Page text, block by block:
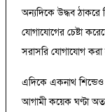
অন্যদিকে উদ্ধব ঠাকরে
যোগাযোগের চেষ্টা
সরাসরি যোগাযোগ
এদিকে একনাথ শিন্ডেও
আগামী কয়েক ঘণ্টা